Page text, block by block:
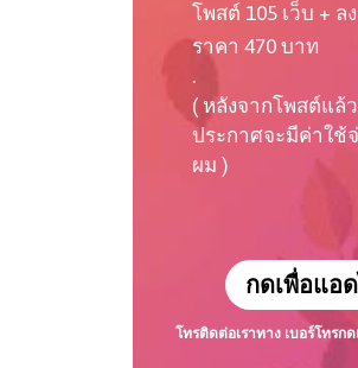
โพสต์ 105 เว็บ + ล
ราคา 470 บาท
.
( หลังจากโพสต์แล้
ประกาศจะมีค่าใช้
ผม )
กดเพื่อแอ
โทรติดต่อเราทาง เบอร์โทรกด